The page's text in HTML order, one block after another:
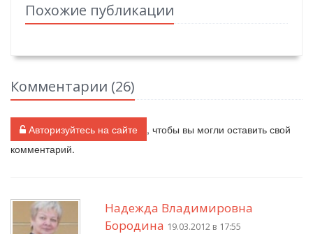
Похожие публикации
Комментарии (26)
Авторизуйтесь на сайте
, чтобы вы могли оставить свой
комментарий.
Надежда Владимировна
Бородина 19.03.2012 в 17:55